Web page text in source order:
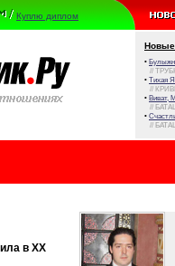
Куплю диплом
Новые
•
//
• Тихая
//
• Виват,
//
•
//
в ХХ